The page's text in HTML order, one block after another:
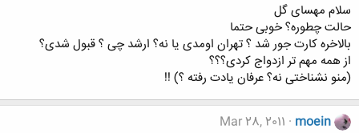
سلام مهسای گل
حالت چطوره؟ خوبی حتما
بالاخره کارت جور شد ؟ تهران اومدی یا نه؟ ارشد چی ؟ قبول شدی؟
از همه مهم تر ازدواج کردی؟؟؟
(منو نشناختی نه؟ عرفان یادت رفته ؟) !!
moein
Mar 28, 2011